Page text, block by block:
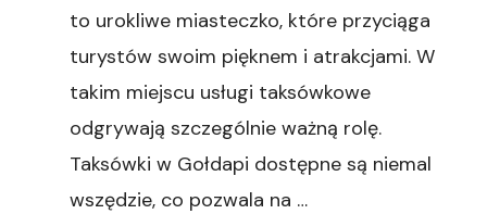
Gołdapi:
Mobilność
i
na
Warmii
Mazurach
to urokliwe miasteczko, które przyciąga
turystów swoim pięknem i atrakcjami. W
takim miejscu usługi taksówkowe
odgrywają szczególnie ważną rolę.
Taksówki w Gołdapi dostępne są niemal
wszędzie, co pozwala na …